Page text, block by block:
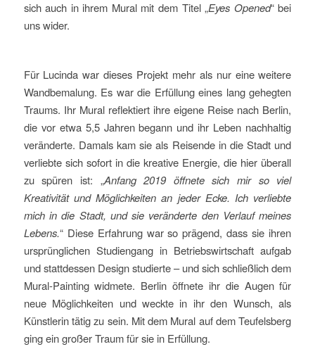
sich auch in ihrem Mural mit dem Titel „Eyes Opened“ bei
uns wider.
Für Lucinda war dieses Projekt mehr als nur eine weitere
Wandbemalung. Es war die Erfüllung eines lang gehegten
Traums. Ihr Mural reflektiert ihre eigene Reise nach Berlin,
die vor etwa 5,5 Jahren begann und ihr Leben nachhaltig
veränderte. Damals kam sie als Reisende in die Stadt und
verliebte sich sofort in die kreative Energie, die hier überall
zu spüren ist: „Anfang 2019 öffnete sich mir so viel
Kreativität und Möglichkeiten an jeder Ecke. Ich verliebte
mich in die Stadt, und sie veränderte den Verlauf meines
Lebens.“ Diese Erfahrung war so prägend, dass sie ihren
ursprünglichen Studiengang in Betriebswirtschaft aufgab
und stattdessen Design studierte – und sich schließlich dem
Mural-Painting widmete. Berlin öffnete ihr die Augen für
neue Möglichkeiten und weckte in ihr den Wunsch, als
Künstlerin tätig zu sein. Mit dem Mural auf dem Teufelsberg
ging ein großer Traum für sie in Erfüllung.